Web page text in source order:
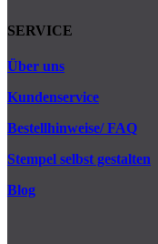
SERVICE
Über uns
Kundenservice
Bestellhinweise/ FAQ
Stempel selbst gestalten
Blog